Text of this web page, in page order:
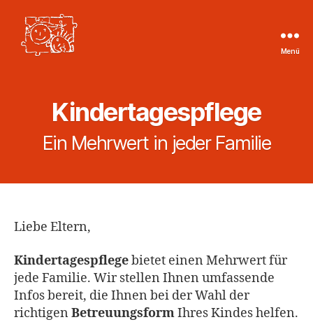
Menü
Kindertagespflege
Ein Mehrwert in jeder Familie
Liebe Eltern,
Kindertagespflegebietet einen Mehrwert für
jede Familie. Wir stellen Ihnen umfassende
Infos bereit, die Ihnen bei der Wahl der
richtigen BetreuungsformIhres Kindes helfen.